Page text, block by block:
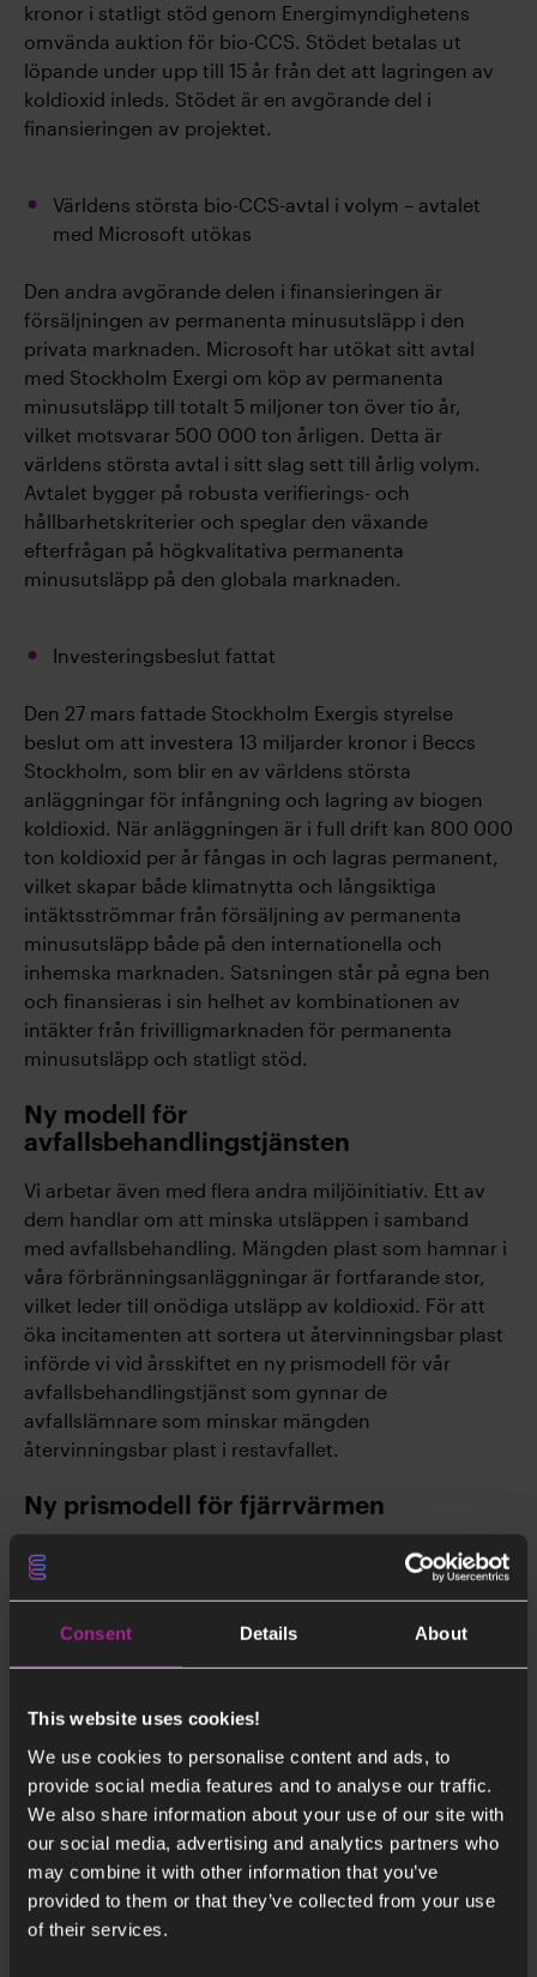
Consent Details About
This website uses cookies!
We use cookies to personalise content and ads, to
provide social media features and to analyse our traffic.
We also share information about your use of our site with
our social media, advertising and analytics partners who
may combine it with other information that you’ve
provided to them or that they’ve collected from your use
of their services.
kronor i statligt stöd genom Energimyndighetens
omvända auktion för bio-CCS. Stödet betalas ut
löpande under upp till 15 år från det att lagringen av
koldioxid inleds. Stödet är en avgörande del i
finansieringen av projektet.
Världens största bio-CCS-avtal i volym – avtalet
med Microsoft utökas
Den andra avgörande delen i finansieringen är
försäljningen av permanenta minusutsläpp i den
privata marknaden. Microsoft har utökat sitt avtal
med Stockholm Exergi om köp av permanenta
minusutsläpp till totalt 5 miljoner ton över tio år,
vilket motsvarar 500 000 ton årligen. Detta är
världens största avtal i sitt slag sett till årlig volym.
Avtalet bygger på robusta verifierings- och
hållbarhetskriterier och speglar den växande
efterfrågan på högkvalitativa permanenta
minusutsläpp på den globala marknaden.
Investeringsbeslut fattat
Den 27 mars fattade Stockholm Exergis styrelse
beslut om att investera 13 miljarder kronor i Beccs
Stockholm, som blir en av världens största
anläggningar för infångning och lagring av biogen
koldioxid. När anläggningen är i full drift kan 800 000
ton koldioxid per år fångas in och lagras permanent,
vilket skapar både klimatnytta och långsiktiga
intäktsströmmar från försäljning av permanenta
minusutsläpp både på den internationella och
inhemska marknaden. Satsningen står på egna ben
och finansieras i sin helhet av kombinationen av
intäkter från frivilligmarknaden för permanenta
minusutsläpp och statligt stöd.
Ny modell för
avfallsbehandlingstjänsten
Vi arbetar även med flera andra miljöinitiativ. Ett av
dem handlar om att minska utsläppen i samband
med avfallsbehandling. Mängden plast som hamnar i
våra förbränningsanläggningar är fortfarande stor,
vilket leder till onödiga utsläpp av koldioxid. För att
öka incitamenten att sortera ut återvinningsbar plast
införde vi vid årsskiftet en ny prismodell för vår
avfallsbehandlingstjänst som gynnar de
avfallslämnare som minskar mängden
återvinningsbar plast i restavfallet.
Ny prismodell för fjärrvärmen
Vid årsskiftet gick vi över till en ny prismodell för
fjärrvärmen. Den nya modellen är anpassad för att
temperaturvariationerna ökar till följd av
klimatförändringarna. Modellen reflekterar
använder och premierar dem som använder
fjärrvärme på ett effektivt sätt. Den gynnar de kunder
som gör energi- och effektbesparingar framför allt vid
kallare temperaturer då fjärrvärmenäten är som mest
belastade. Härigenom bidrar även den nya
prismodellen till att minska vår klimatpåverkan.
Vi ökar vår kapacitet i elmarknaden